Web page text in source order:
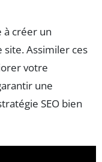
à créer un
Assimiler ces
votre
une
SEO bien